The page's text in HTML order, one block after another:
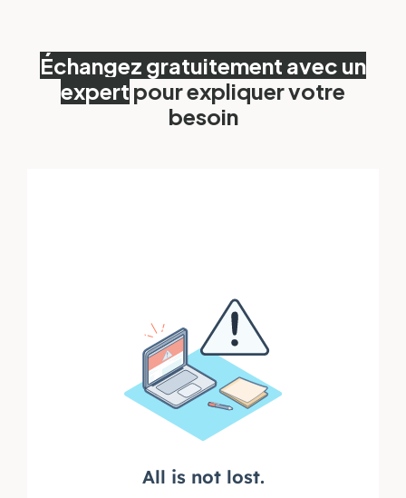
Échangez gratuitement avec un
expert pour expliquer votre
besoin